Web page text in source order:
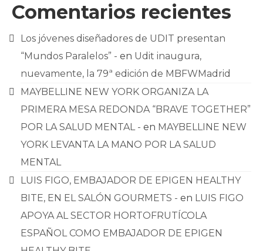
Comentarios recientes
Los jóvenes diseñadores de UDIT presentan
“Mundos Paralelos” - en Udit inaugura,
nuevamente, la 79ª edición de MBFWMadrid
MAYBELLINE NEW YORK ORGANIZA LA
PRIMERA MESA REDONDA “BRAVE TOGETHER”
POR LA SALUD MENTAL - en MAYBELLINE NEW
YORK LEVANTA LA MANO POR LA SALUD
MENTAL
LUIS FIGO, EMBAJADOR DE EPIGEN HEALTHY
BITE, EN EL SALÓN GOURMETS - en LUIS FIGO
APOYA AL SECTOR HORTOFRUTÍCOLA
ESPAÑOL COMO EMBAJADOR DE EPIGEN